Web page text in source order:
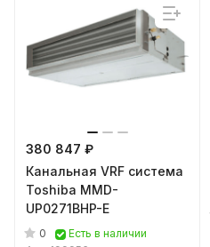
380 847 ₽
Канальная VRF система
Toshiba MMD-
UP0271BHP-E
0
Есть в наличии